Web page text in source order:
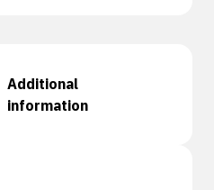
Additional
information